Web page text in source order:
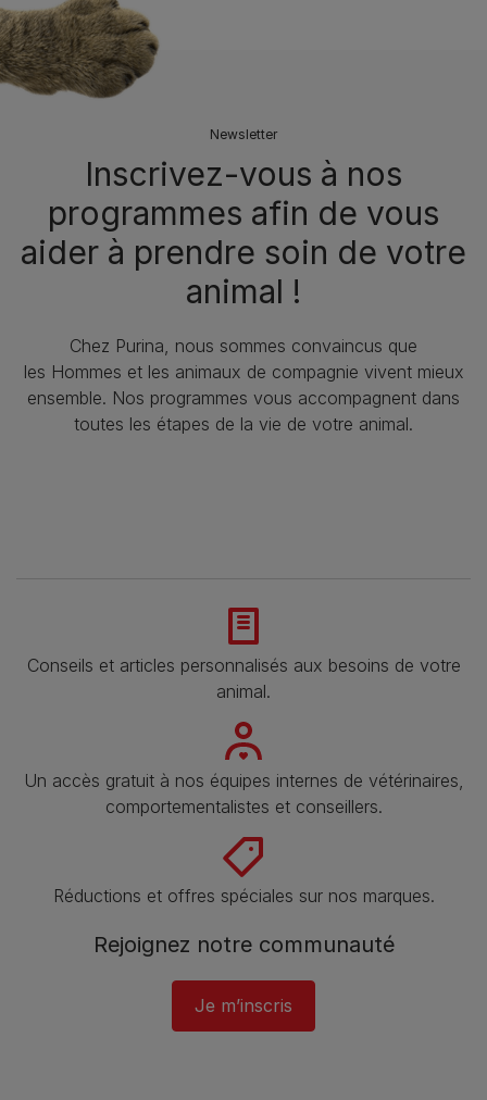
Newsletter
Inscrivez-vous à nos
programmes afin de vous
aider à prendre soin de votre
animal !​
Chez Purina, nous sommes convaincus que
les Hommes et les animaux de compagnie vivent mieux
ensemble. Nos programmes vous accompagnent dans
toutes les étapes de la vie de votre animal.​
Conseils et articles personnalisés aux besoins de votre
animal​.
Un accès gratuit à nos équipes internes de vétérinaires,
comportementalistes et conseillers.
Réductions et offres spéciales sur nos marques.
Rejoignez notre communauté
Je m’inscris